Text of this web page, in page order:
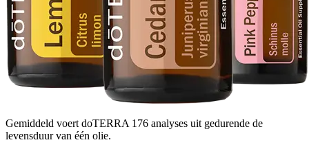
Gemiddeld voert doTERRA 176 analyses uit gedurende de
levensduur van één olie.